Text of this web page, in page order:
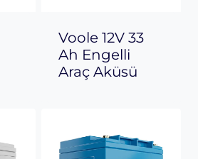
Voole 12V 33
Ah Engelli
Araç Aküsü